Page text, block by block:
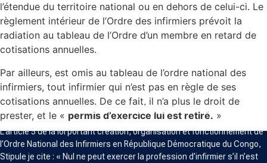
l’étendue du territoire national ou en dehors de celui-ci. Le
règlement intérieur de l’Ordre des infirmiers prévoit la
radiation au tableau de l’Ordre d’un membre en retard de
cotisations annuelles.
Par ailleurs, est omis au tableau de l’ordre national des
infirmiers, tout infirmier qui n’est pas en règle de ses
cotisations annuelles. De ce fait, il n’a plus le droit de
prester, et le « permis d’exercice lui est retiré. »
ORDRE NATIONAL DES INFIRMIERS
L’article 5 de la loi portant création, organisation et fonctionnement de
l’Ordre National des Infirmiers en République Démocratique du Congo,
Stipule je cite : « Nul ne peut exercer la profession d’infirmier s’il n’est